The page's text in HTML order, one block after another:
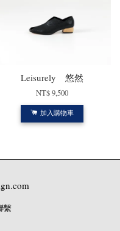
Leisurely 悠然
NT$ 9,500
加入購物車
繫